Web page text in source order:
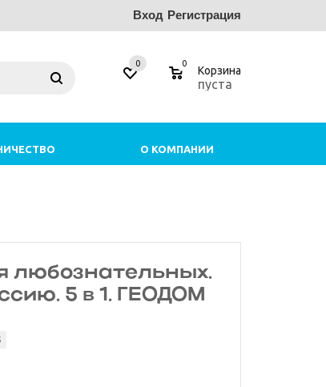
Вход Регистрация
0 0
Корзина
пуста
О КОМПАНИИ
любознательных.
5 в 1. ГЕОДОМ